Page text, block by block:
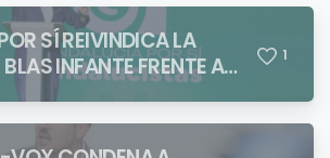
SÍ REIVINDICA LA
INFANTE FRENTE A
NEGAR LA
1